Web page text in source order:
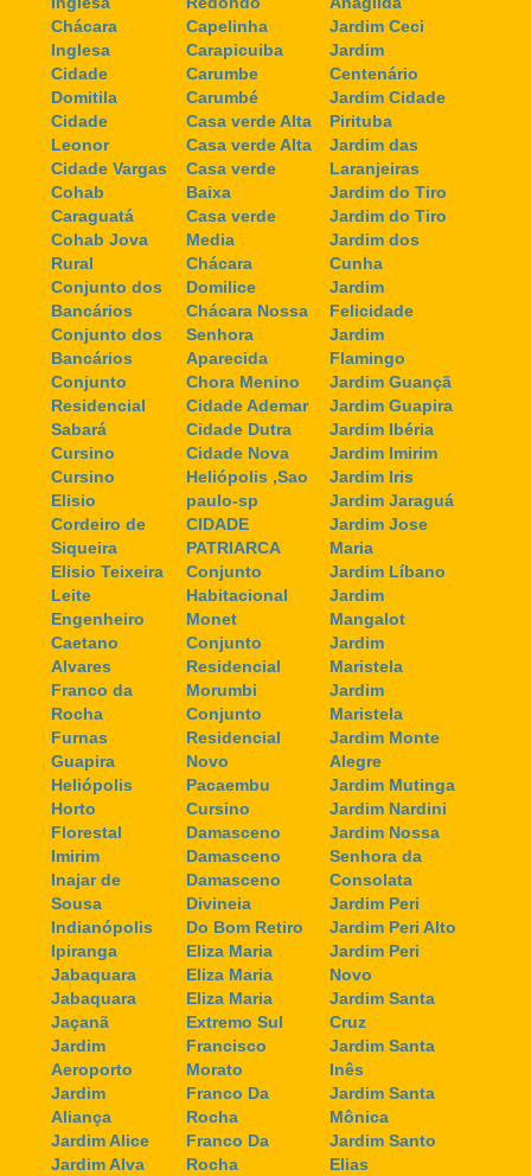
Chácara
Inglesa
Cidade
Domitila
Cidade
Leonor
Cidade Vargas
Cohab
Caraguatá
Cohab Jova
Rural
Conjunto dos
Bancários
Conjunto dos
Bancários
Conjunto
Residencial
Sabará
Cursino
Cursino
Elisio
Cordeiro de
Siqueira
Elisio Teixeira
Leite
Engenheiro
Caetano
Alvares
Franco da
Rocha
Furnas
Guapira
Heliópolis
Horto
Florestal
Imirim
Inajar de
Sousa
Indianópolis
Ipiranga
Jabaquara
Jabaquara
Jaçanã
Jardim
Aeroporto
Jardim
Aliança
Jardim Alice
Jardim Alva
Capelinha
Carapicuiba
Carumbe
Carumbé
Casa verde Alta
Casa verde Alta
Casa verde
Baixa
Casa verde
Media
Chácara
Domilice
Chácara Nossa
Senhora
Aparecida
Chora Menino
Cidade Ademar
Cidade Dutra
Cidade Nova
Heliópolis ,Sao
paulo-sp
CIDADE
PATRIARCA
Conjunto
Habitacional
Monet
Conjunto
Residencial
Morumbi
Conjunto
Residencial
Novo
Pacaembu
Cursino
Damasceno
Damasceno
Damasceno
Divineia
Do Bom Retiro
Eliza Maria
Eliza Maria
Eliza Maria
Extremo Sul
Francisco
Morato
Franco Da
Rocha
Franco Da
Rocha
Jardim Ceci
Jardim
Centenário
Jardim Cidade
Pirituba
Jardim das
Laranjeiras
Jardim do Tiro
Jardim do Tiro
Jardim dos
Cunha
Jardim
Felicidade
Jardim
Flamingo
Jardim Guançã
Jardim Guapira
Jardim Ibéria
Jardim Imirim
Jardim Iris
Jardim Jaraguá
Jardim Jose
Maria
Jardim Líbano
Jardim
Mangalot
Jardim
Maristela
Jardim
Maristela
Jardim Monte
Alegre
Jardim Mutinga
Jardim Nardini
Jardim Nossa
Senhora da
Consolata
Jardim Peri
Jardim Peri Alto
Jardim Peri
Novo
Jardim Santa
Cruz
Jardim Santa
Inês
Jardim Santa
Mônica
Jardim Santo
Elias